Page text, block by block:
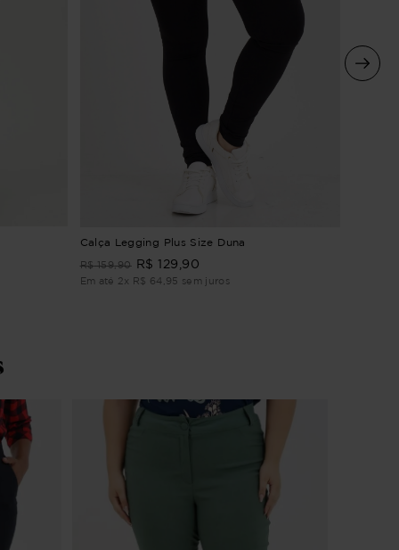
Calça Legging Plus Size Duna
R$ 159,90 R$ 129 90
Em até 2x R$ 64 95 sem juros